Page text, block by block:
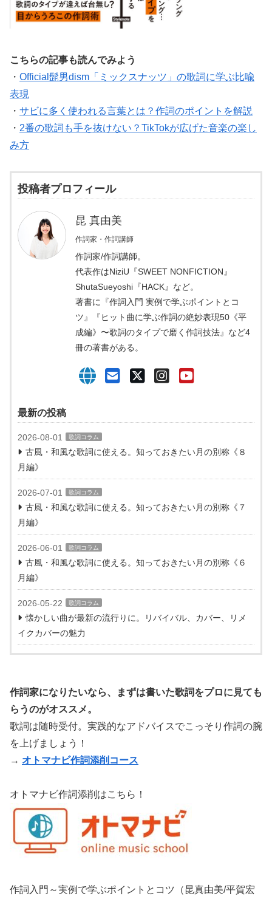
こちらの記事も読んでみよう
・ Official髭男dism「ミックスナッツ」の歌詞に学ぶ比喩
表現
・ サビに多く使われる言葉とは？作詞のポイントを解説
・ 2番の歌詞も手を抜けない？TikTokが広げた音楽の楽し
み方
投稿者プロフィール
昆 真由美
作詞家・作詞講師
作詞家/作詞講師。
代表作はNiziU『SWEET NONFICTION』
ShutaSueyoshi『HACK』など。
著書に『作詞入門 実例で学ぶポイントとコ
ツ』『ヒット曲に学ぶ作詞の絶妙表現50《平
成編》〜歌詞のタイプで磨く作詞技法』など4
冊の著書がある。
最新の投稿
2026-08-01 歌詞コラム
古風・和風な歌詞に使える。知っておきたい月の別称《８
月編》
2026-07-01 歌詞コラム
古風・和風な歌詞に使える。知っておきたい月の別称《７
月編》
2026-06-01 歌詞コラム
古風・和風な歌詞に使える。知っておきたい月の別称《６
月編》
2026-05-22 歌詞コラム
懐かしい曲が最新の流行りに。リバイバル、カバー、リメ
イクカバーの魅力
作詞家になりたいなら、まずは書いた歌詞をプロに見ても
らうのがオススメ。
歌詞は随時受付。実践的なアドバイスでこっそり作詞の腕
を上げましょう！
→ オトマナビ作詞添削コース
オトマナビ作詞添削はこちら！
作詞入門～実例で学ぶポイントとコツ（昆真由美/平賀宏